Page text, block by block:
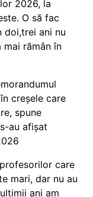
2026, la
O să fac
doi,trei ani nu
mai rămân în
creșele care
spune
au afișat
care
mari, dar nu au
ani am